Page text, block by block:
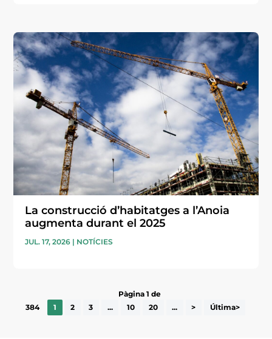
La construcció d’habitatges a l’Anoia
augmenta durant el 2025
JUL. 17, 2026 | NOTÍCIES
Pàgina 1 de
384
1 2 3 ... 10 20 ... > Última>